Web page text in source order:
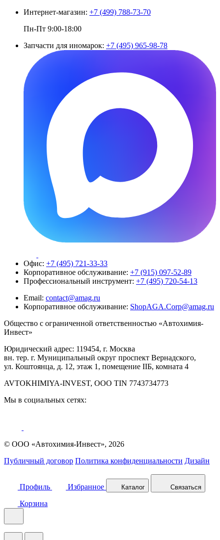
Интернет-магазин: +7 (499) 788-73-70
Пн-Пт 9:00-18:00
Запчасти для иномарок: +7 (495) 965-98-78
Офис: +7 (495) 721-33-33
Корпоративное обслуживание: +7 (915) 097-52-89
Профессиональный инструмент: +7 (495) 720-54-13
Email: contact@amag.ru
Корпоративное обслуживание: ShopAGA.Corp@amag.ru
Общество с ограниченной ответственностью «Автохимия-
Инвест»
Юридический адрес: 119454, г. Москва
вн. тер. г. Муниципальный округ проспект Вернадского,
ул. Коштоянца, д. 12, этаж 1, помещение IIБ, комната 4
AVTOKHIMIYA-INVEST, OOO TIN 7743734773
Мы в социальных сетях:
© ООО «Автохимия-Инвест», 2026
Публичный договор Политика конфиденциальности Дизайн
Профиль Избранное Каталог Связаться
Корзина